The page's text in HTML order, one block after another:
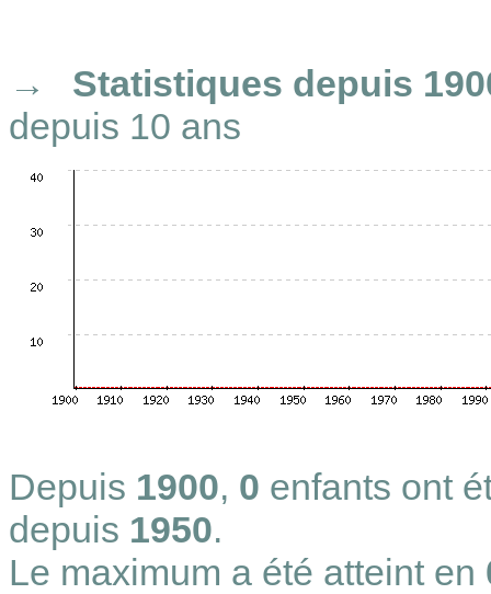
Statistiques depuis
depuis 10 ans
Depuis 1900, 0 enfants ont
depuis 1950.
Le maximum a été atteint en